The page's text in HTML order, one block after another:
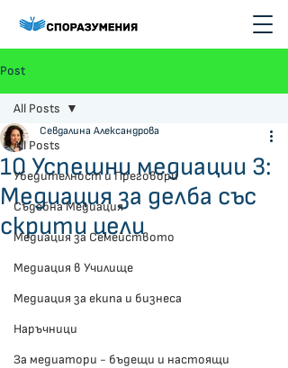
Post
All Posts
Убедителност и Преговори
Съдебна Медиация
Медиация за Семейството
Медиация в Училище
Медиация за екипа и бизнеса
Наръчници
За медиатори - бъдещи и настоящи
All Posts
10 Успешни медиации 3:
Медиация за делба със
скрити цели
Севдалина Александрова